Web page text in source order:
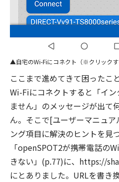
自宅のWi-Fiにコネクト（※クリックす
ここまで進めてきて困ったこ
Wi-Fiにコネクトすると「イ
ません」のメッセージが出て
ん。そこで[ユーザーマニュ
ング項目に解決のヒントを見
「openSPOT2が携帯電話の
きない」(p.77)に、https://
にとありました。URLを書き